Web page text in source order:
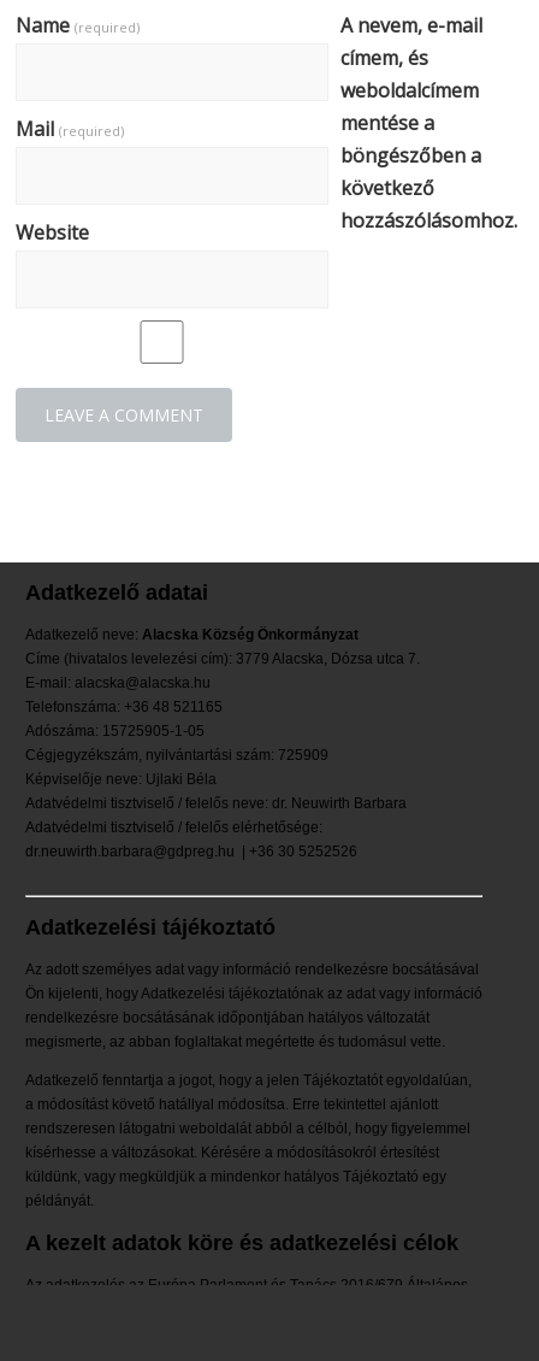
Name(required)
Mail(required)
Website
A nevem, e-mail
címem, és
weboldalcímem
mentése a
böngészőben a
következő
hozzászólásomhoz.